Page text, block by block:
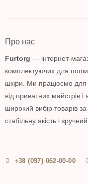
Про нас
Furtorg — інтернет-
комплектуючих для
шкіри. Ми працюємо для
від приватних майстрів
широкий вибір товарів
стабільну якість і зручний
+38 (097) 062-00-00